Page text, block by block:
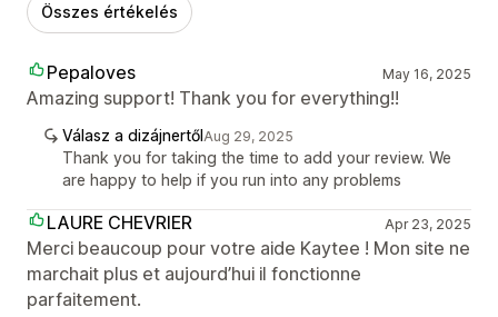
Összes értékelés
Pepaloves May 16, 2025
Amazing support! Thank you for everything!!
Válasz a dizájnertőlAug 29, 2025
Thank you for taking the time to add your review. We
are happy to help if you run into any problems
LAURE CHEVRIER Apr 23, 2025
Merci beaucoup pour votre aide Kaytee ! Mon site ne
marchait plus et aujourd’hui il fonctionne
parfaitement.